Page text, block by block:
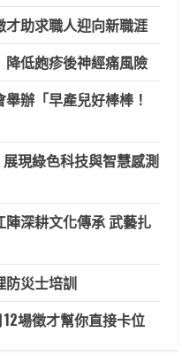
助求職人迎向新職涯
低皰疹後神經痛風險
辦「早產兒好棒棒！
現綠色科技與智慧感測
深耕文化傳承 武藝扎
防災士培訓
場徵才幫你直接卡位